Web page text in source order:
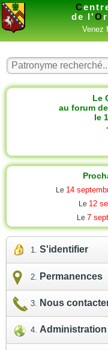
C
de l'O
Venez
Le
au forum
le
Le 14
Le 12
Le 7
S'identifier
Permanences
Nous
Administration